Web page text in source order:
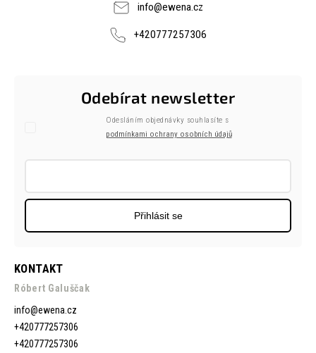
info@ewena.cz
+420777257306
KONTAKT
Róbert Galuščak
info@ewena.cz
+420777257306
+420777257306
Odebírat newsletter
Odesláním objednávky souhlasíte s
podmínkami ochrany osobních údajů
Přihlásit se